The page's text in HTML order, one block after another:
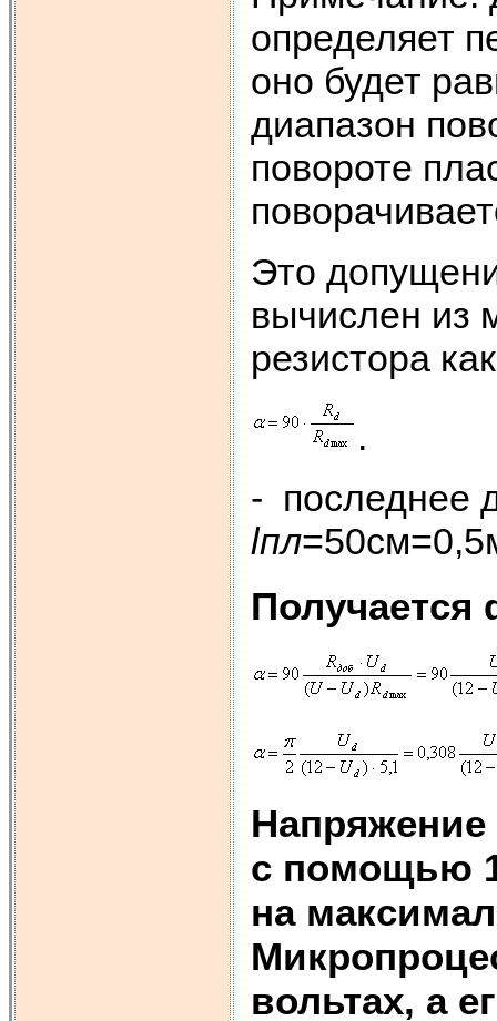
определяет
оно будет
диапазон
повороте
Это
вычислен из
резистора как
.
- последнее
lпл
Напряжение
с помощью
на
вольтах, а